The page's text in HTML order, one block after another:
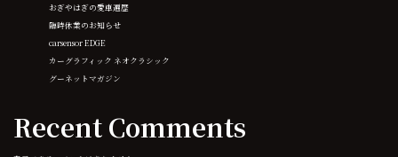
おぎやはぎの愛車遍歴
臨時休業のお知らせ
carsensor EDGE
カーグラフィック ネオクラシック
グーネットマガジン
Recent Comments